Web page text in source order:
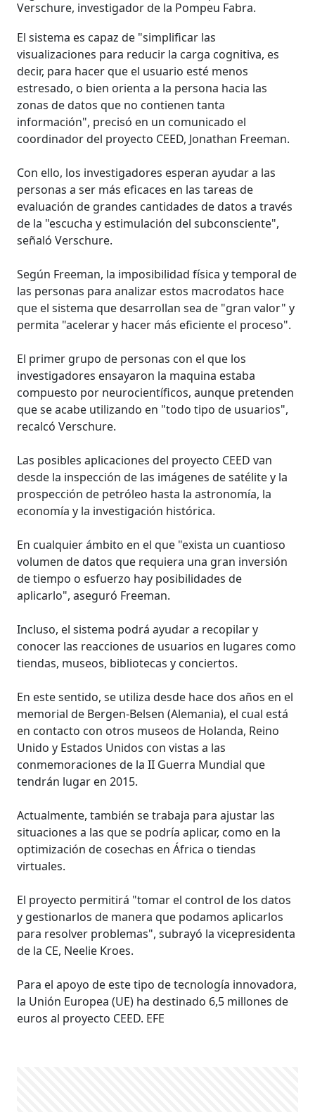
Verschure, investigador de la Pompeu Fabra.
El sistema es capaz de "simplificar las
visualizaciones para reducir la carga cognitiva, es
decir, para hacer que el usuario esté menos
estresado, o bien orienta a la persona hacia las
zonas de datos que no contienen tanta
información", precisó en un comunicado el
coordinador del proyecto CEED, Jonathan Freeman.
Con ello, los investigadores esperan ayudar a las
personas a ser más eficaces en las tareas de
evaluación de grandes cantidades de datos a través
de la "escucha y estimulación del subconsciente",
señaló Verschure.
Según Freeman, la imposibilidad física y temporal de
las personas para analizar estos macrodatos hace
que el sistema que desarrollan sea de "gran valor" y
permita "acelerar y hacer más eficiente el proceso".
El primer grupo de personas con el que los
investigadores ensayaron la maquina estaba
compuesto por neurocientíficos, aunque pretenden
que se acabe utilizando en "todo tipo de usuarios",
recalcó Verschure.
Las posibles aplicaciones del proyecto CEED van
desde la inspección de las imágenes de satélite y la
prospección de petróleo hasta la astronomía, la
economía y la investigación histórica.
En cualquier ámbito en el que "exista un cuantioso
volumen de datos que requiera una gran inversión
de tiempo o esfuerzo hay posibilidades de
aplicarlo", aseguró Freeman.
Incluso, el sistema podrá ayudar a recopilar y
conocer las reacciones de usuarios en lugares como
tiendas, museos, bibliotecas y conciertos.
En este sentido, se utiliza desde hace dos años en el
memorial de Bergen-Belsen (Alemania), el cual está
en contacto con otros museos de Holanda, Reino
Unido y Estados Unidos con vistas a las
conmemoraciones de la II Guerra Mundial que
tendrán lugar en 2015.
Actualmente, también se trabaja para ajustar las
situaciones a las que se podría aplicar, como en la
optimización de cosechas en África o tiendas
virtuales.
El proyecto permitirá "tomar el control de los datos
y gestionarlos de manera que podamos aplicarlos
para resolver problemas", subrayó la vicepresidenta
de la CE, Neelie Kroes.
Para el apoyo de este tipo de tecnología innovadora,
la Unión Europea (UE) ha destinado 6,5 millones de
euros al proyecto CEED. EFE